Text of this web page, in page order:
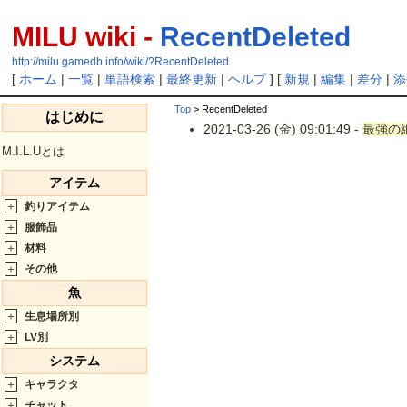
MILU wiki - RecentDeleted
http://milu.gamedb.info/wiki/?RecentDeleted
[ ホーム |一覧 |単語検索 |最終更新 |ヘルプ] [ 新規 |編集 | 差分 |
はじめに
M.I.L.Uとは
アイテム
＋
釣りアイテム
＋
服飾品
＋
材料
＋
その他
魚
＋
生息場所別
＋
LV別
システム
＋
キャラクタ
Top > RecentDeleted
2021-03-26 (金) 09:01:49 - 最強の